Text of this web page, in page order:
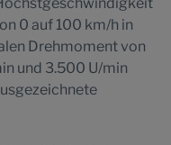
0 auf 100 km/h in
Drehmoment von
und 3.500 U/min